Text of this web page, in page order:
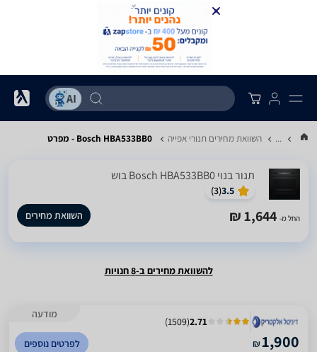
... השוואת מחירים תנורי אפייה Bosch HBA533BB0 - מפרט
‏תנור בנוי Bosch HBA533BB0 בוש
3.5
(
3
)
החל מ- 1,644 ₪ השוואת מחירים
להשוואת מחירים ב-8 חנויות
מודעה
2.71
(
1509
)
₪1,900 לפרטים נוספים